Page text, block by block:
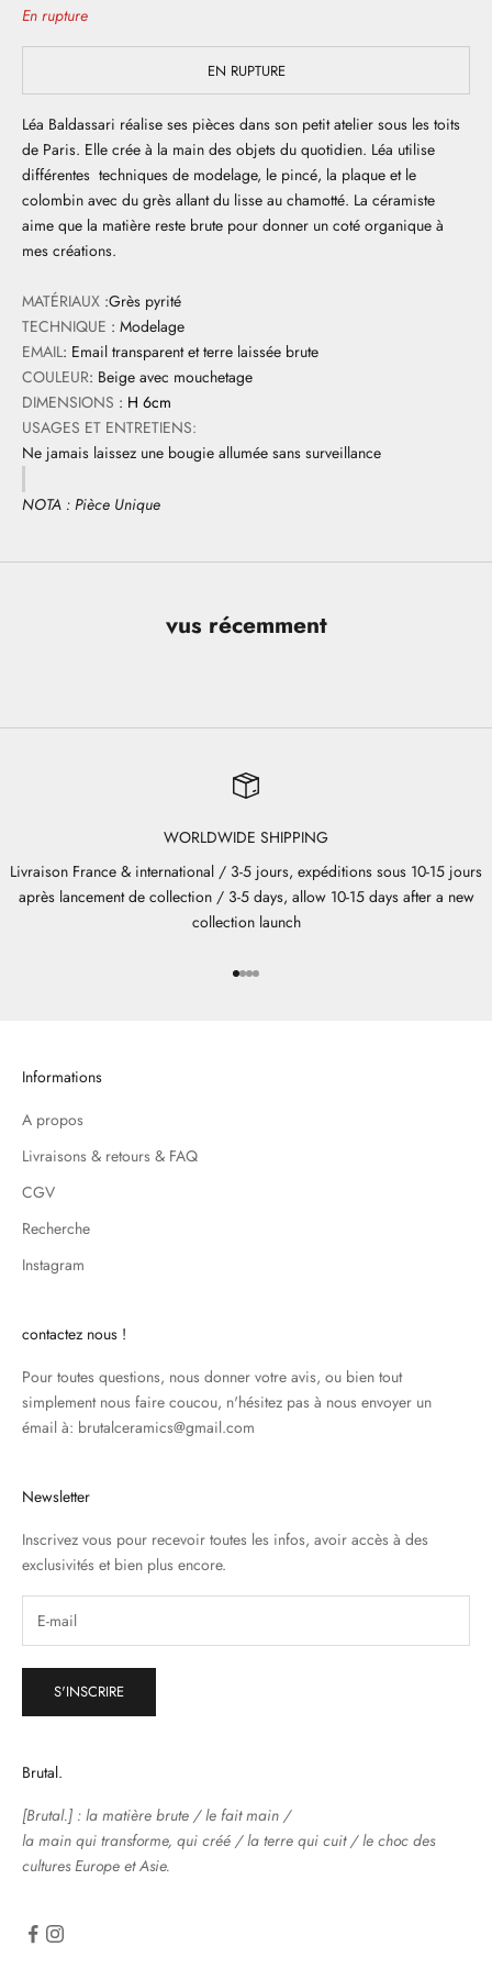
En rupture
EN RUPTURE
Léa Baldassari réalise ses pièces dans son petit atelier sous les toits
de Paris. Elle crée à la main des objets du quotidien. Léa utilise
différentes techniques de modelage, le pincé, la plaque et le
colombin avec du grès allant du lisse au chamotté. La céramiste
aime que la matière reste brute pour donner un coté organique à
mes créations.
MATÉRIAUX :Grès pyrité
TECHNIQUE : Modelage
EMAIL: Email transparent et terre laissée brute
COULEUR: Beige avec mouchetage
DIMENSIONS : H 6cm
USAGES ET ENTRETIENS:
Ne jamais laissez une bougie allumée sans surveillance
NOTA : Pièce Unique
vus récemment
WORLDWIDE SHIPPING
Livraison France & international / 3-5 jours, expéditions sous 10-15 jours
après lancement de collection / 3-5 days, allow 10-15 days after a new
collection launch
Aller à l'élément 1
Aller à l'élément 2
Aller à l'élément 3
Aller à l'élément 4
Informations
A propos
Livraisons & retours & FAQ
CGV
Recherche
Instagram
contactez nous !
Pour toutes questions, nous donner votre avis, ou bien tout
simplement nous faire coucou, n'hésitez pas à nous envoyer un
émail à: brutalceramics@gmail.com
Newsletter
Inscrivez vous pour recevoir toutes les infos, avoir accès à des
exclusivités et bien plus encore.
S'INSCRIRE
Brutal.
[Brutal.] : la matière brute / le fait main /
la main qui transforme, qui créé / la terre qui cuit / le choc des
cultures Europe et Asie.